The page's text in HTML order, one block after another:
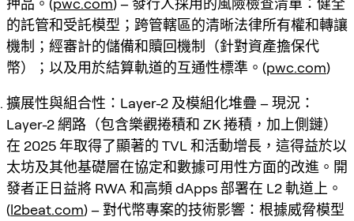
押品。(pwc.com) – 發行人採用的風險檢查清單：健全
的託管和受託模型；跨管轄區的清晰法律所有權和轉讓
機制；經審計的儲備和贖回機制（針對資產擔保代
幣）；以及用於結算軌道的互通性標準。(pwc.com)
擴展性與組合性：Layer-2 及模組化堆疊 – 現況：
Layer-2 網路（包含樂觀捲積和 ZK 捲積，加上側鏈）
在 2025 年取得了顯著的 TVL 和活動增長，這得益於以
太坊及其他基礎層在協定和數據可用性方面的改進。開
發者正日益將 RWA 和高頻 dApps 部署在 L2 軌道上。
(l2beat.com) – 對代幣專案的技術影響：根據威脅模型